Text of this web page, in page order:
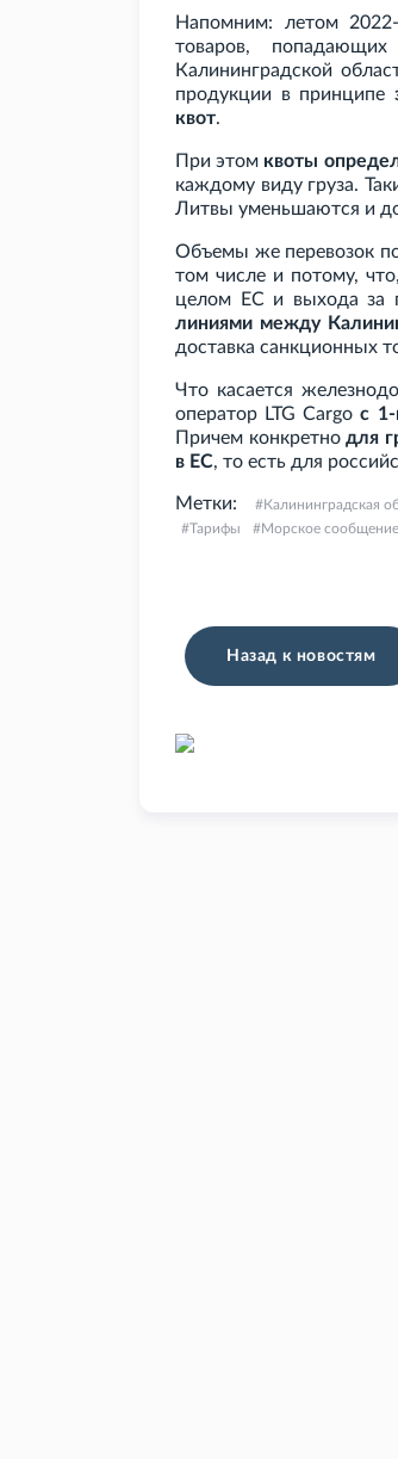
Напомним: летом
товаров,
Калининградской
продукции в принципе
квот.
При этом квоты
каждому виду груза.
Литвы уменьшаются и
Объемы же перевозок
том числе и потому,
целом ЕС и выхода за
линиями между
доставка санкционных
Что касается
оператор LTG Cargoс 1-
Причем конкретнодля
в ЕС, то есть для
Метки: Калининградская
Тарифы
Морское сообщение
Назад к новостям